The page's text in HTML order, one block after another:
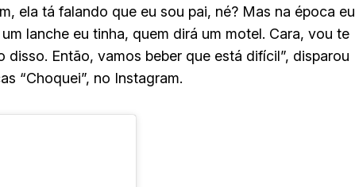
ela tá falando que eu sou pai, né? Mas na época eu
lanche eu tinha, quem dirá um motel. Cara, vou te
Então, vamos beber que está difícil”, disparou
“Choquei”, no Instagram.